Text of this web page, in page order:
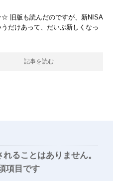
版も読んだのですが、新NISA
だけあって、だいぶ新しくなっ
記事を読む
ることはありません。
項目です